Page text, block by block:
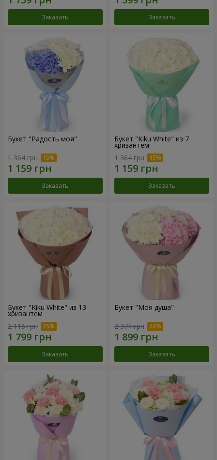
Заказать Заказать
Букет "Радость моя"
1 364 грн
Заказать
Букет "Kiku White" из 7
хризантем
1 364 грн
Заказать
Букет "Kiku White" из 13
хризантем
2 116 грн
Заказать
Букет "Моя душа"
2 374 грн
Заказать